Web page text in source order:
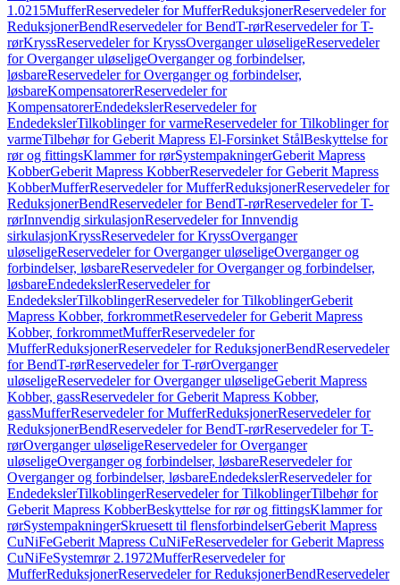
1.0215MufferReservedeler for MufferReduksjonerReservedeler for
ReduksjonerBendReservedeler for BendT-rørReservedeler for T-
rørKryssReservedeler for KryssOverganger uløseligeReservedeler
for Overganger uløseligeOverganger og forbindelser,
løsbareReservedeler for Overganger og forbindelser,
løsbareKompensatorerReservedeler for
KompensatorerEndedekslerReservedeler for
EndedekslerTilkoblinger for varmeReservedeler for Tilkoblinger for
varmeTilbehør for Geberit Mapress El-Forsinket StålBeskyttelse for
rør og fittingsKlammer for rørSystempakningerGeberit Mapress
KobberGeberit Mapress KobberReservedeler for Geberit Mapress
KobberMufferReservedeler for MufferReduksjonerReservedeler for
ReduksjonerBendReservedeler for BendT-rørReservedeler for T-
rørInnvendig sirkulasjonReservedeler for Innvendig
sirkulasjonKryssReservedeler for KryssOverganger
uløseligeReservedeler for Overganger uløseligeOverganger og
forbindelser, løsbareReservedeler for Overganger og forbindelser,
løsbareEndedekslerReservedeler for
EndedekslerTilkoblingerReservedeler for TilkoblingerGeberit
Mapress Kobber, forkrommetReservedeler for Geberit Mapress
Kobber, forkrommetMufferReservedeler for
MufferReduksjonerReservedeler for ReduksjonerBendReservedeler
for BendT-rørReservedeler for T-rørOverganger
uløseligeReservedeler for Overganger uløseligeGeberit Mapress
Kobber, gassReservedeler for Geberit Mapress Kobber,
gassMufferReservedeler for MufferReduksjonerReservedeler for
ReduksjonerBendReservedeler for BendT-rørReservedeler for T-
rørOverganger uløseligeReservedeler for Overganger
uløseligeOverganger og forbindelser, løsbareReservedeler for
Overganger og forbindelser, løsbareEndedekslerReservedeler for
EndedekslerTilkoblingerReservedeler for TilkoblingerTilbehør for
Geberit Mapress KobberBeskyttelse for rør og fittingsKlammer for
rørSystempakningerSkruesett til flensforbindelserGeberit Mapress
CuNiFeGeberit Mapress CuNiFeReservedeler for Geberit Mapress
CuNiFeSystemrør 2.1972MufferReservedeler for
MufferReduksjonerReservedeler for ReduksjonerBendReservedeler